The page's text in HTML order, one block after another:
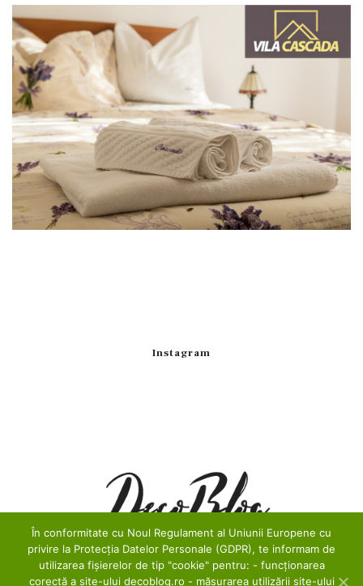
Instagram
În conformitate cu Noul Regulament al Uniunii Europene cu
privire la Protecția Datelor Personale (GDPR), te informam de
utilizarea fișierelor de tip "cookie" pentru: - funcționarea
corectă a site-ului decoblog.ro - măsurarea utilizării site-ului